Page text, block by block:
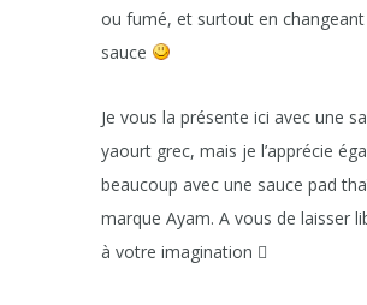
ou fumé, et surtout en changeant
sauce
Je vous la présente ici avec une
yaourt grec, mais je l’apprécie
beaucoup avec une sauce pad
marque Ayam. A vous de laisser
à votre imagination 